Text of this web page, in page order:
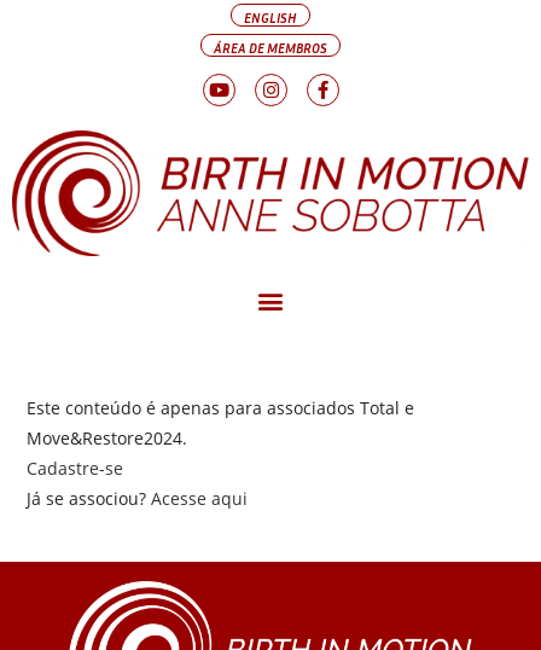
ENGLISH
ÁREA DE MEMBROS
Este conteúdo é apenas para associados Total e
Move&Restore2024.
Cadastre-se
Já se associou?Acesse aqui